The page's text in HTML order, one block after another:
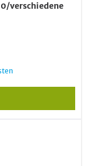
verschiedene